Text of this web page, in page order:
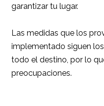
garantizar tu lugar.
Las medidas que los
implementado siguen
todo el destino, por lo
preocupaciones.